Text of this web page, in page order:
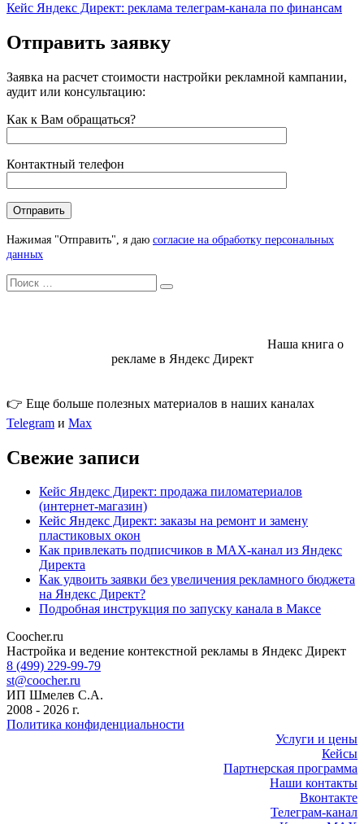
по
записям
Кейс Яндекс Директ: реклама телеграм-канала по финансам
Отправить заявку
Заявка на расчет стоимости настройки рекламной кампании,
аудит или консультацию:
Как к Вам обращаться?
Контактный телефон
Нажимая "Отправить", я даю согласие на обработку персональных
данных
Искать
Search
Наша книга о
рекламе в Яндекс Директ
👉 Еще больше полезных материалов в наших каналах
Telegram и Max
Свежие записи
Кейс Яндекс Директ: продажа пиломатериалов
(интернет-магазин)
Кейс Яндекс Директ: заказы на ремонт и замену
пластиковых окон
Как привлекать подписчиков в MAX-канал из Яндекс
Директа
Как удвоить заявки без увеличения рекламного бюджета
на Яндекс Директ?
Подробная инструкция по запуску канала в Максе
Amphibious Theme by
Coocher.ru
Настройка и ведение контекстной рекламы в Яндекс Директ
8 (499) 229-99-79
st@coocher.ru
ИП Шмелев С.А.
2008 - 2026 г.
Политика конфиденциальности
Услуги и цены
Кейсы
Партнерская программа
Наши контакты
Вконтакте
Телеграм-канал